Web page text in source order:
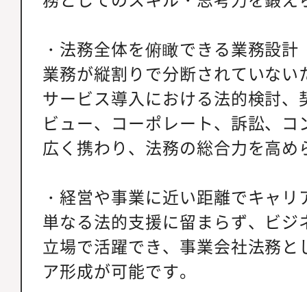
・法務全体を俯瞰できる業務設計
業務が縦割りで分断されていない
サービス導入における法的検討、
ビュー、コーポレート、訴訟、
広く携わり、法務の総合力を高め
・経営や事業に近い距離でキャリ
単なる法的支援に留まらず、ビ
立場で活躍でき、事業会社法務
ア形成が可能です。